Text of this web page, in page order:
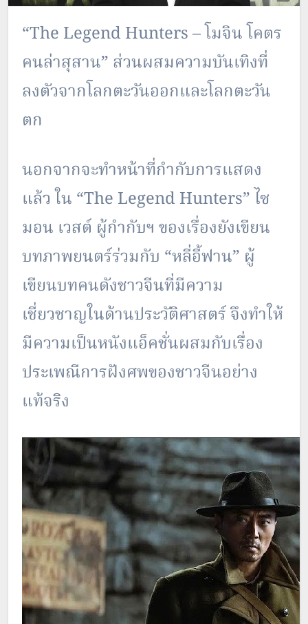
“The Legend Hunters – โมจิน โคตร
คนล่าสุสาน” ส่วนผสมความบันเทิงที่
ลงตัวจากโลกตะวันออกและโลกตะวัน
ตก
นอกจากจะทำหน้าที่กำกับการแสดง
แล้ว ใน “The Legend Hunters” ไซ
มอน เวสต์ ผู้กำกับฯ ของเรื่องยังเขียน
บทภาพยนตร์ร่วมกับ “หลี่อี้ฟาน” ผู้
เขียนบทคนดังชาวจีนที่มีความ
เชี่ยวชาญในด้านประวัติศาสตร์ จึงทำให้
มีความเป็นหนังแอ็คชั่นผสมกับเรื่อง
ประเพณีการฝังศพของชาวจีนอย่าง
แท้จริง